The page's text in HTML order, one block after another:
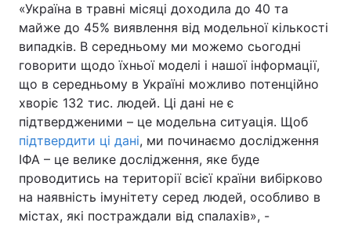
«Україна в травні місяці доходила до 40 та
майже до 45% виявлення від модельної кількості
випадків. В середньому ми можемо сьогодні
говорити щодо їхньої моделі і нашої інформації,
що в середньому в Україні можливо потенційно
хворіє 132 тис. людей. Ці дані не є
підтвердженими – це модельна ситуація. Щоб
підтвердити ці дані, ми починаємо дослідження
ІФА – це велике дослідження, яке буде
проводитись на території всієї країни вибірково
на наявність імунітету серед людей, особливо в
містах, які постраждали від спалахів», -